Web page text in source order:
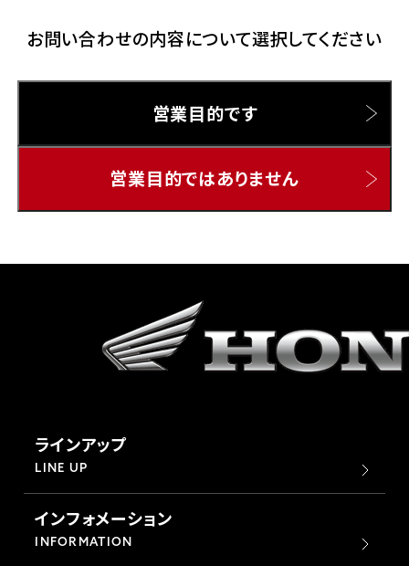
お問い合わせの内容について選択してください
営業目的です
営業目的ではありません
ラインアップ
LINE UP
インフォメーション
INFORMATION
埼玉県
ホンダドリーム 鴻巣
ホンダドリーム 狭山
ホンダドリーム 東浦和
ホンダドリーム 新座
茨城県